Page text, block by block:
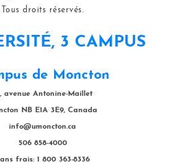
Tous droits réservés.
3 CAMPUS
de Moncton
avenue Antonine-Maillet
NB E1A 3E9, Canada
info@umoncton.ca
506 858-4000
frais: 1 800 363-8336